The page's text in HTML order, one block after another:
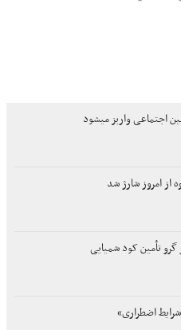
اجتماعی واریز میشود
تأمین کود شمیایی
اضطراری»